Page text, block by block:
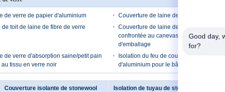
de verre de papier d'aluminium
Couverture de laine de verre d'isolation
de toit de laine de fibre de verre
Couverture de laine de verre d'isolation
confrontée au canevas métallisé par
d'emballage
de verre d'absorption saine/petit pain
tissu en verre noir
Isolation du feu de couverture de laine
d'aluminium pour le bâtiment en métal
Couverture isolante de stonewool Isolation de tuyau de stonewool
Good day,
for?